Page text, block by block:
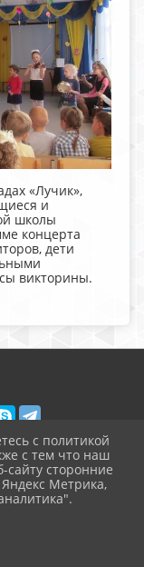
«Лучик»,
и
школы
концерта
дети
викторины.
с политикой
с тем что наш
сайту сторонние
Метрика,